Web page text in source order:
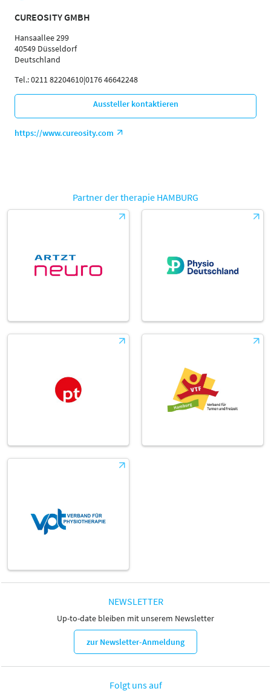
Sprache
Deutsch
Themen
BGM-Verantwortliche | Physiotherapeuten |
Ergotherapeuten | Sporttherapeuten |
Sportwissenschaftler | Trainer, Übungsleiter Reha- und
Gesundheitssport | Ärzte | Management
CUREOSITY GMBH
Hansaallee 299
40549 Düsseldorf
Deutschland
Tel.: 0211 82204610|0176 46642248
Aussteller kontaktieren
https://www.cureosity.com
Partner der therapie HAMBURG
NEWSLETTER
Up-to-date bleiben mit unserem Newsletter
zur Newsletter-Anmeldung
Folgt uns auf